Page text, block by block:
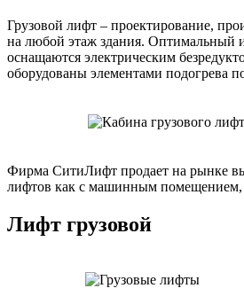
Грузовой лифт – проектирование,
на любой этаж здания. Оптимальный
оснащаются электрическим
оборудованы элементами подогрева
Фирма СитиЛифт продает на рынке
лифтов как с машинным
Лифт грузовой